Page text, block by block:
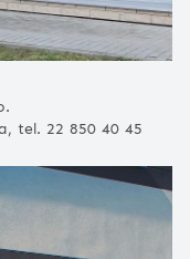
tel. 22 850 40 45